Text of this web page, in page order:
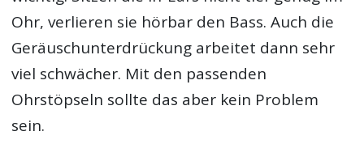
Ohr, verlieren sie hörbar den Bass. Auch die
Geräuschunterdrückung arbeitet dann sehr
viel schwächer. Mit den passenden
Ohrstöpseln sollte das aber kein Problem
sein.